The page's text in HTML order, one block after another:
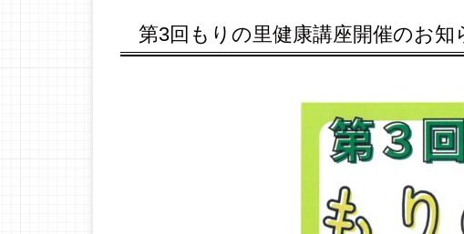
第3回もりの里健康講座開催のお知